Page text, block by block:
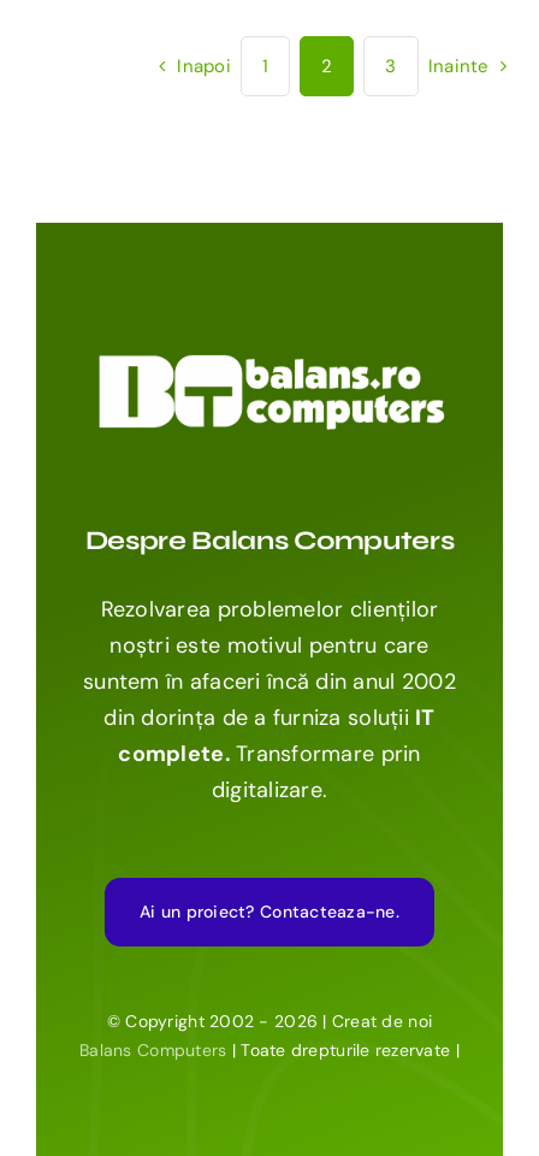
Inapoi 1 2 3 Inainte
Despre Balans Computers
Rezolvarea problemelor clienților
noștri este motivul pentru care
suntem în afaceri încă din anul 2002
din dorința de a furniza soluții IT
complete.Transformare prin
digitalizare.
Ai un proiect? Contacteaza-ne.
© Copyright 2002 - 2026 | Creat de noi
Balans Computers | Toate drepturile rezervate |